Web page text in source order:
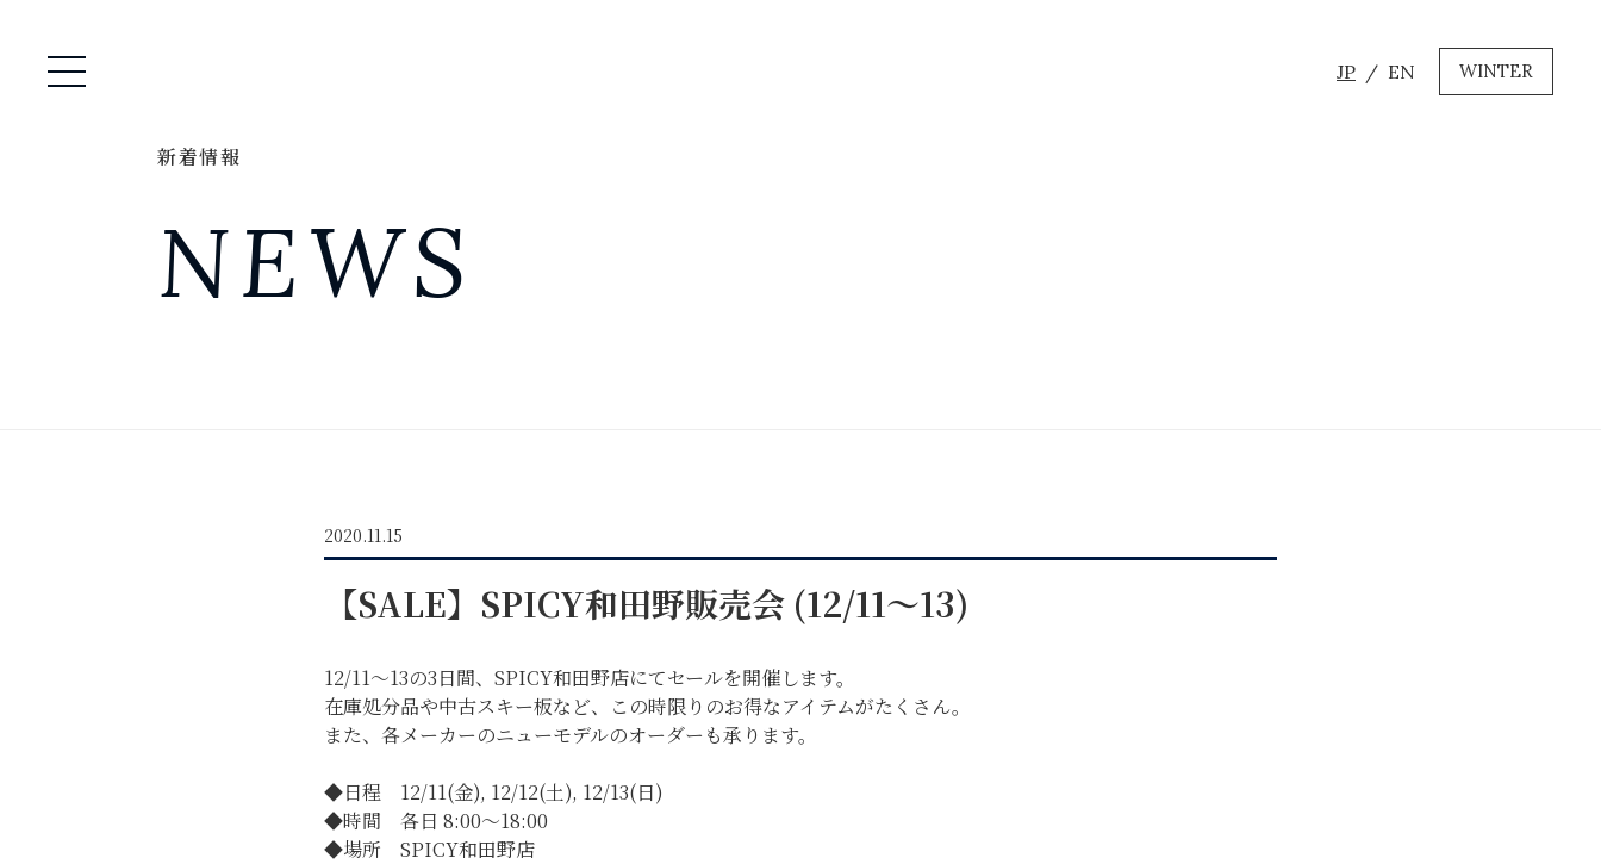
メニュー開閉 JP EN WINTER
新着情報
NEWS
2020.11.15
【SALE】SPICY和田野販売会 (12/11～13)
12/11～13の3日間、SPICY和田野店にてセールを開催します。
在庫処分品や中古スキー板など、この時限りのお得なアイテムがたくさん。
また、各メーカーのニューモデルのオーダーも承ります。
◆日程 12/11(金), 12/12(土), 12/13(日)
◆時間 各日 8:00～18:00
◆場所 SPICY和田野店